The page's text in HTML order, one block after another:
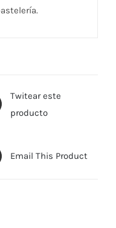
Twitear este
producto
Email This Product